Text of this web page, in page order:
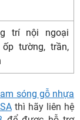
trí nội ngoại
tường, trần,
sóng gỗ nhựa
thì hãy liên hệ